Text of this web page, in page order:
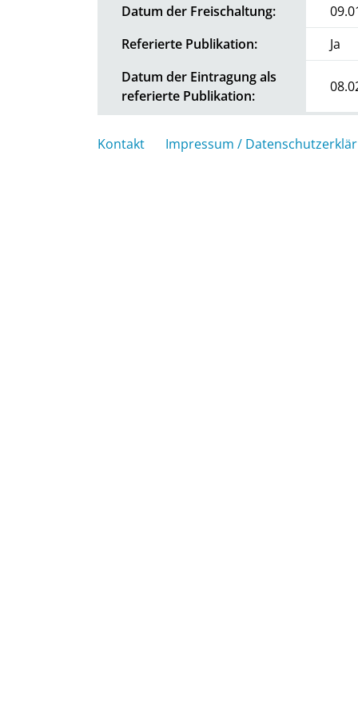
Datum der Freischaltung:
Referierte Publikation:
Ja
Datum der Eintragung als
referierte Publikation:
Kontakt Impressum /